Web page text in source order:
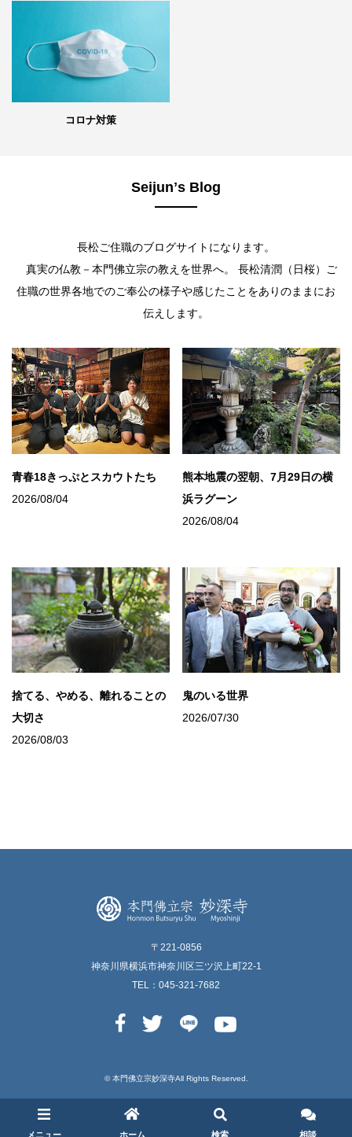
メニュー ホーム 検索 相談
コロナ対策
Seijunʼs Blog
長松ご住職のブログサイトになります。
真実の仏教－本門佛立宗の教えを世界へ。 長松清潤（日桜）ご
住職の世界各地でのご奉公の様子や感じたことをありのままにお
伝えします。
青春18きっぷとスカウトたち
2026/08/04
熊本地震の翌朝、7月29日の横
浜ラグーン
2026/08/04
捨てる、やめる、離れることの
大切さ
2026/08/03
鬼のいる世界
2026/07/30
〒221-0856
神奈川県横浜市神奈川区三ツ沢上町22-1
TEL：045-321-7682
© 本⾨佛⽴宗妙深寺All Rights Reserved.